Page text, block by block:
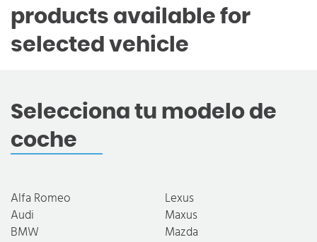
products available for
selected vehicle
Selecciona tu modelo de
coche
Alfa Romeo
Audi
BMW
Lexus
Maxus
Mazda